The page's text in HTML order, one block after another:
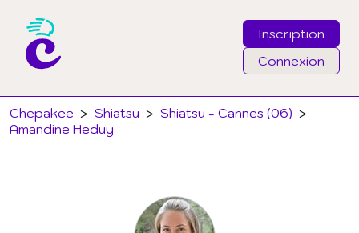
Inscription
Connexion
Chepakee > Shiatsu > Shiatsu - Cannes (06) >
Amandine Heduy
Email
J'ai oublié mon mot de passe